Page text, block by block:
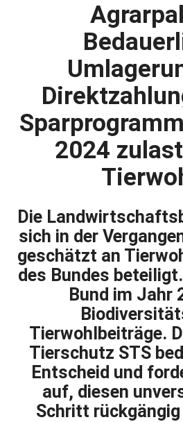
2024
Die
sich in der
geschätzt an
des Bundes
Bund im Jahr
Tierwohlbeiträge.
Tierschutz STS
Entscheid und
auf, diesen
Schritt